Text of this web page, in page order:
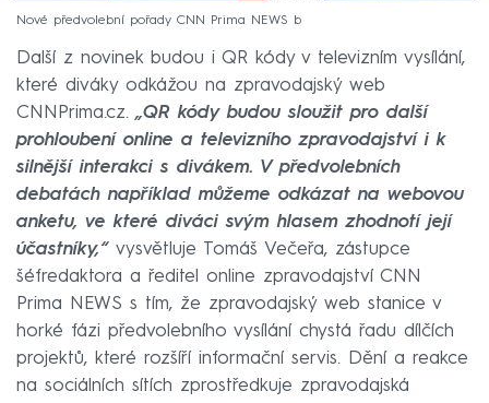
Nové předvolební pořady CNN Prima NEWS b
Další z novinek budou i QR kódy v televizním vysílání,
které diváky odkážou na zpravodajský web
CNNPrima.cz. „QR kódy budou sloužit pro další
prohloubení online a televizního zpravodajství i k
silnější interakci s divákem. V předvolebních
debatách například můžeme odkázat na webovou
anketu, ve které diváci svým hlasem zhodnotí její
účastníky,“ vysvětluje Tomáš Večeřa, zástupce
šéfredaktora a ředitel online zpravodajství CNN
Prima NEWS s tím, že zpravodajský web stanice v
horké fázi předvolebního vysílání chystá řadu dílčích
projektů, které rozšíří informační servis. Dění a reakce
na sociálních sítích zprostředkuje zpravodajská